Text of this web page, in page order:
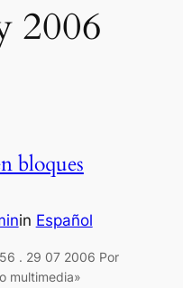
2006
bloques
in Español
. 29 07 2006 Por
multimedia»